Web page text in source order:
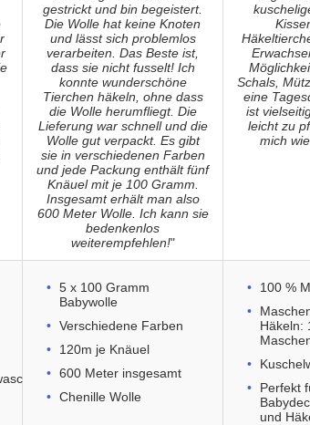
gestrickt und bin begeistert.
Die Wolle hat keine Knoten
und lässt sich problemlos
verarbeiten. Das Beste ist,
dass sie nicht fusselt! Ich
konnte wunderschöne
Tierchen häkeln, ohne dass
die Wolle herumfliegt. Die
Lieferung war schnell und die
Wolle gut verpackt. Es gibt
sie in verschiedenen Farben
und jede Packung enthält fünf
Knäuel mit je 100 Gramm.
Insgesamt erhält man also
600 Meter Wolle. Ich kann sie
bedenkenlos
weiterempfehlen!"
Schals,
eine
ist
leicht zu
mich
5 x 100 Gramm
Babywolle
Verschiedene Farben
120m je Knäuel
600 Meter insgesamt
Chenille Wolle
100 %
Häkeln:
Perfekt
und